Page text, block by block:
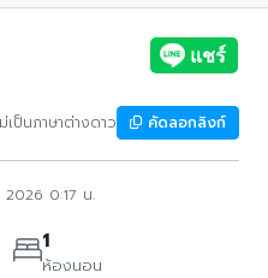
ป็นภาษาต่างดาว คัดลอกลิงก์
2026 0:17 น.
1
ห้องนอน